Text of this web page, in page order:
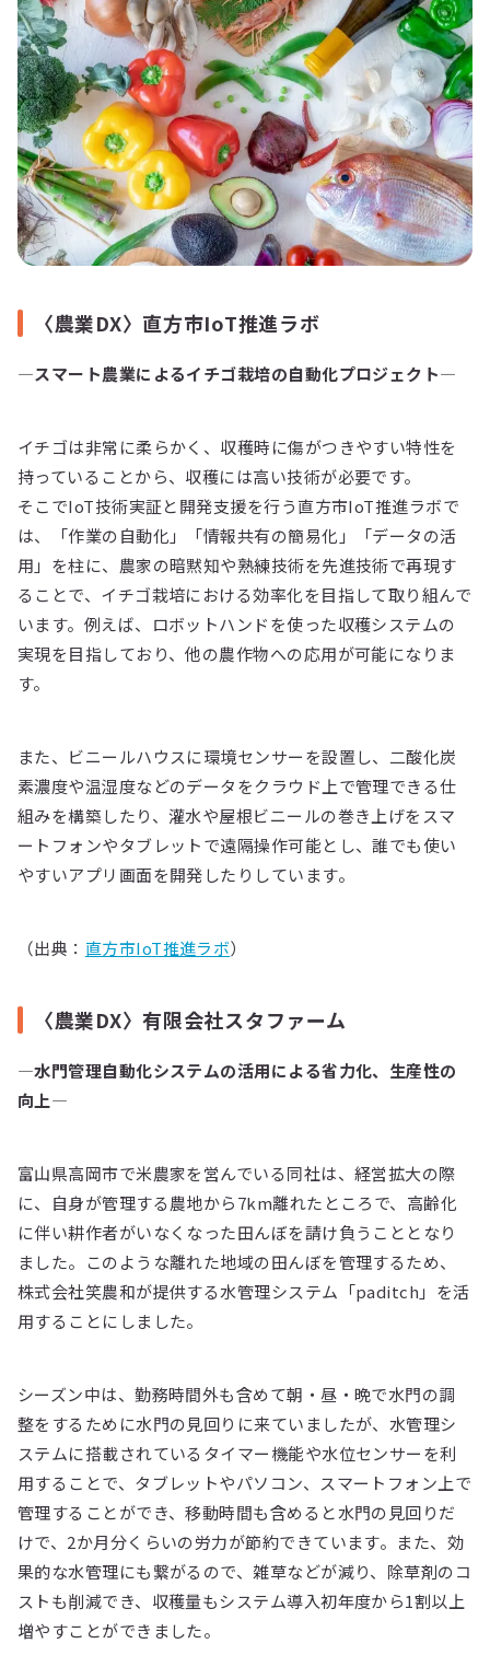
〈農業DX〉直方市IoT推進ラボ
―スマート農業によるイチゴ栽培の自動化プロジェクト―
イチゴは非常に柔らかく、収穫時に傷がつきやすい特性を
持っていることから、収穫には高い技術が必要です。
そこでIoT技術実証と開発支援を行う直方市IoT推進ラボで
は、「作業の自動化」「情報共有の簡易化」「データの活
用」を柱に、農家の暗黙知や熟練技術を先進技術で再現す
ることで、イチゴ栽培における効率化を目指して取り組んで
います。例えば、ロボットハンドを使った収穫システムの
実現を目指しており、他の農作物への応用が可能になりま
す。
また、ビニールハウスに環境センサーを設置し、二酸化炭
素濃度や温湿度などのデータをクラウド上で管理できる仕
組みを構築したり、灌水や屋根ビニールの巻き上げをスマ
ートフォンやタブレットで遠隔操作可能とし、誰でも使い
やすいアプリ画面を開発したりしています。
（出典： 直方市IoT推進ラボ）
〈農業DX〉有限会社スタファーム
―水門管理自動化システムの活用による省力化、生産性の
向上―
富山県高岡市で米農家を営んでいる同社は、経営拡大の際
に、自身が管理する農地から7km離れたところで、高齢化
に伴い耕作者がいなくなった田んぼを請け負うこととなり
ました。このような離れた地域の田んぼを管理するため、
株式会社笑農和が提供する水管理システム「paditch」を活
用することにしました。
シーズン中は、勤務時間外も含めて朝・昼・晩で水門の調
整をするために水門の見回りに来ていましたが、水管理シ
ステムに搭載されているタイマー機能や水位センサーを利
用することで、タブレットやパソコン、スマートフォン上で
管理することができ、移動時間も含めると水門の見回りだ
けで、2か月分くらいの労力が節約できています。また、効
果的な水管理にも繋がるので、雑草などが減り、除草剤のコ
ストも削減でき、収穫量もシステム導入初年度から1割以上
増やすことができました。